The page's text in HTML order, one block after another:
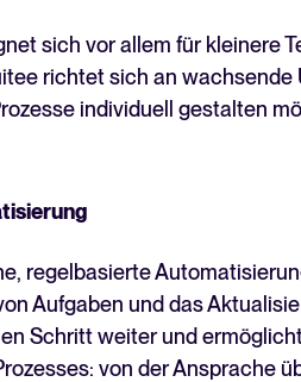
sich vor allem für kleinere
richtet sich an
individuell gestalten
regelbasierte
Aufgaben und das
Schritt weiter und
von der Ansprache